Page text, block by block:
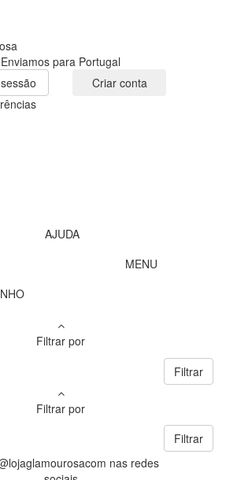
Enviamos para Portugal
Criar conta
AJUDA
MENU
Filtrar por
Filtrar
Filtrar por
Filtrar
nas redes